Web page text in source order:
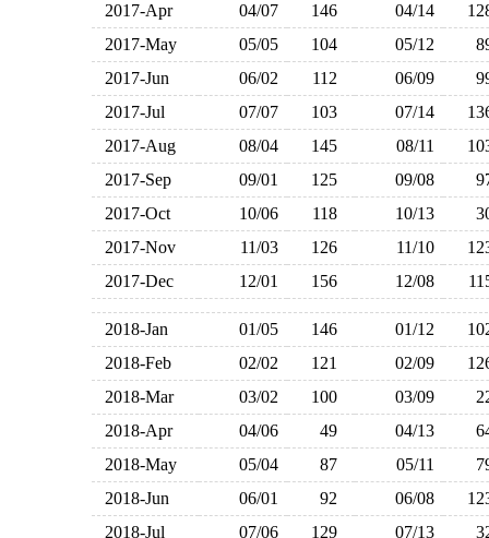
2017-Apr
04/07 146 04/14
2017-May
05/05 104 05/12
2017-Jun
06/02 112 06/09
2017-Jul
07/07 103 07/14
2017-Aug
08/04 145 08/11
2017-Sep
09/01 125 09/08
2017-Oct
10/06 118 10/13
2017-Nov
11/03 126 11/10
2017-Dec
12/01 156 12/08
2018-Jan 01/05 146 01/12
2018-Feb
02/02 121 02/09
2018-Mar
03/02 100 03/09
2018-Apr
04/06 49 04/13
2018-May
05/04 87 05/11
2018-Jun
06/01 92 06/08
2018-Jul
07/06 129 07/13